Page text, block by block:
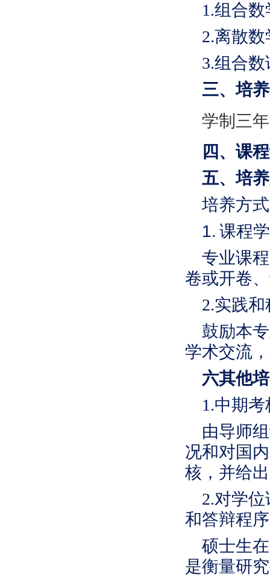
1.组合数
2.离散
3.组合数
三、培
学制三
四、课
五、培
培养方
1. 课程
专业课
卷或开卷
2.实践和
鼓励本
学术交流
六其他
1.中期
由导师
况和对国
核，并给
2.对学
和答辩程
硕士生
是衡量研